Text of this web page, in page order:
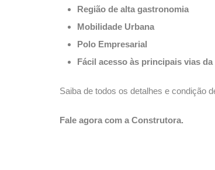
Região de alta gastronomia
Mobilidade Urbana
Polo Empresarial
Fácil acesso às principais vias da
Saiba de todos os detalhes e condição
Fale agora com a Construtora.